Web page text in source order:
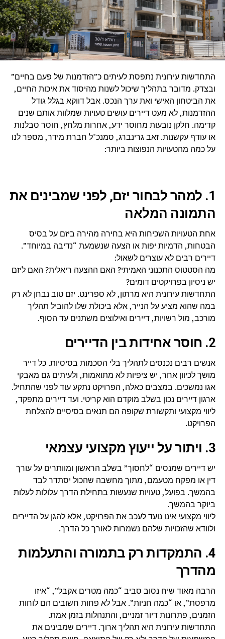
התחדשות עירונית נתפסת לעיתים כ”הזדמנות של פעם בחיים”
ובצדק. מדובר בתהליך שיכול לשנות מהיסוד את איכות החיים,
את הביטחון האישי ואת ערך הנכס. אבל דווקא בגלל גודל
ההזדמנות, לא מעט דיירים עושים טעויות שמלוות אותם שנים
קדימה. חלקן נובעות מחוסר ידע, אחרות מלחץ, חוסר סבלנות
או עודף עקשנות. זאב גרינברג, סמנכ"ל חברת מידר, מספר לנו
על כמה מהטעויות הנפוצות ביותר:
1. למהר לבחור יזם, לפני שמבינים את
התמונה המלאה
אחת הטעויות השכיחות היא בחירה מהירה ביזם על בסיס
הבטחות, הדמיות יפות או הצעה שנשמעת “נדיבה במיוחד”.
דיירים רבים לא עוצרים לשאול:
מה הסטטוס התכנוני האמיתי? האם ההצעה ריאלית? האם ליזם
יש ניסיון בפרויקטים דומים?
התחדשות עירונית היא מרתון, לא ספרינט. יזם טוב נבחן לא רק
במה שהוא מציע על הנייר, אלא ביכולת שלו להוביל תהליך
מורכב, מול רשויות, דיירים ואילוצים משתנים עד הסוף.
2. חוסר אחידות בין הדיירים
אנשים רבים נכנסים לתהליך בלי הסכמות בסיסיות. כל דייר
מושך לכיוון אחר, יש ציפיות לא מתואמות, ולעיתים גם מאבקי
אגו נמשכים. במצבים כאלה, הפרויקט נתקע עוד לפני שהתחיל.
ארגון דיירים נכון בשלב מוקדם הוא קריטי. ועד דיירים מתפקד,
ליווי מקצועי ותקשורת שקופה הם תנאים בסיסיים להצלחת
הפרויקט.
3. ויתור על ייעוץ מקצועי עצמאי
יש דיירים שמנסים “לחסוך” בשלב הראשון ומוותרים על עורך
דין או מפקח מטעמם, מתוך מחשבה שהכול יסתדר לבד
בהמשך. בפועל, טעויות שנעשות בתחילת הדרך עלולות לעלות
ביוקר בהמשך.
ליווי מקצועי אינו נועד לעכב את הפרויקט, אלא להגן על הדיירים
ולוודא שהזכויות שלהם נשמרות לאורך כל הדרך.
4. התמקדות רק בתמורה והתעלמות
מהדרך
הרבה מאוד שיח נסוב סביב “כמה מטרים אקבל”, “איזו
מרפסת”, או “כמה חניות”. אבל לא פחות חשובים הם לוחות
הזמנים, פתרונות דיור זמניים, והתנהלות בזמן אמת.
התחדשות עירונית היא תהליך ארוך. דיירים שמבינים את